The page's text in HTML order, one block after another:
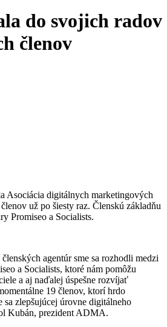
do svojich radov
členov
Asociácia digitálnych marketingových
už po šiesty raz. Členskú základňu
Promiseo a Socialists.
agentúr sme sa rozhodli medzi
a Socialists, ktoré nám pomôžu
a aj naďalej úspešne rozvíjať
19 členov, ktorí hrdo
sa zlepšujúcej úrovne digitálneho
Kubán, prezident ADMA.